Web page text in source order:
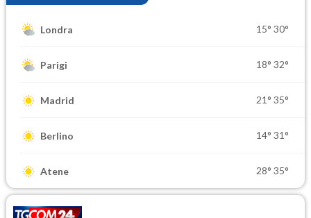
Londra 15° 30°
Parigi 18° 32°
Madrid 21° 35°
Berlino 14° 31°
Atene 28° 35°